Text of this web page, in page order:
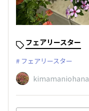
フェアリースター
フェアリースター
kimamaniohana